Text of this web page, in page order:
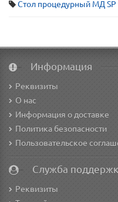
Стол процедурный МД SP
Информация
Реквизиты
О нас
Информация о доставке
Политика безопасности
Пользовательское
Служба
Реквизиты